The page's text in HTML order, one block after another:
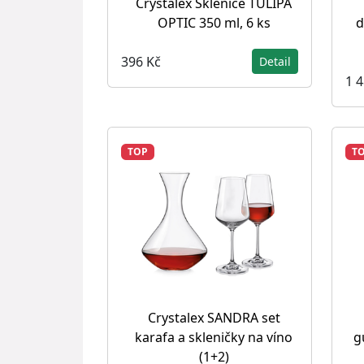
OPTIC 350 ml, 6 ks
396 Kč Detail
1
TOP
Crystalex SANDRA set
karafa a skleničky na víno
(1+2)